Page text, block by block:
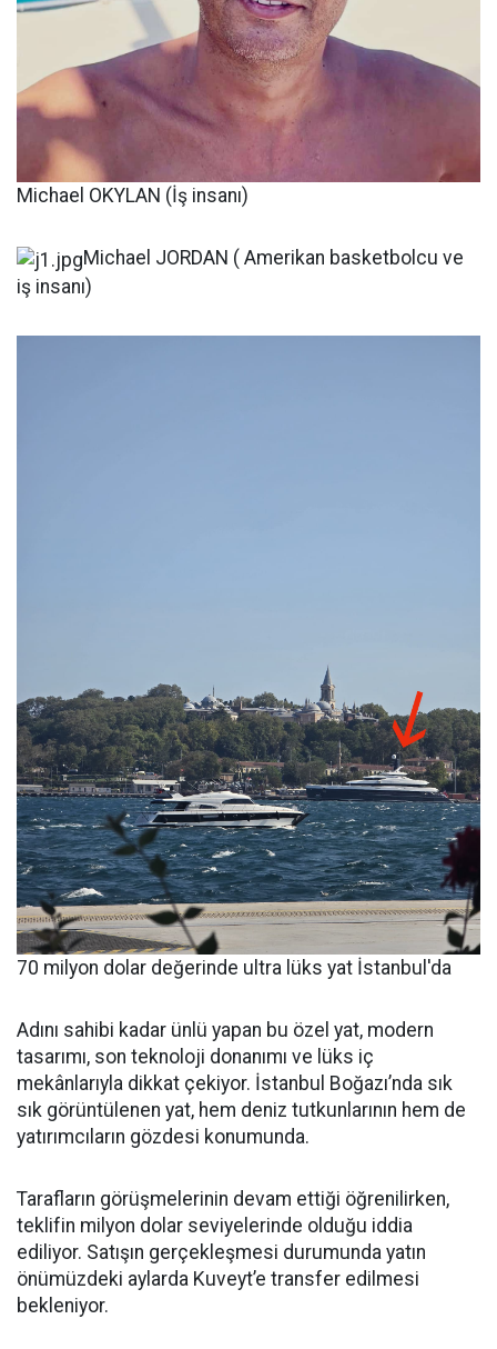
Michael OKYLAN (İş insanı)
Michael JORDAN ( Amerikan basketbolcu ve
iş insanı)
70 milyon dolar değerinde ultra lüks yat İstanbul'da
Adını sahibi kadar ünlü yapan bu özel yat, modern
tasarımı, son teknoloji donanımı ve lüks iç
mekânlarıyla dikkat çekiyor. İstanbul Boğazı’nda sık
sık görüntülenen yat, hem deniz tutkunlarının hem de
yatırımcıların gözdesi konumunda.
Tarafların görüşmelerinin devam ettiği öğrenilirken,
teklifin milyon dolar seviyelerinde olduğu iddia
ediliyor. Satışın gerçekleşmesi durumunda yatın
önümüzdeki aylarda Kuveyt’e transfer edilmesi
bekleniyor.